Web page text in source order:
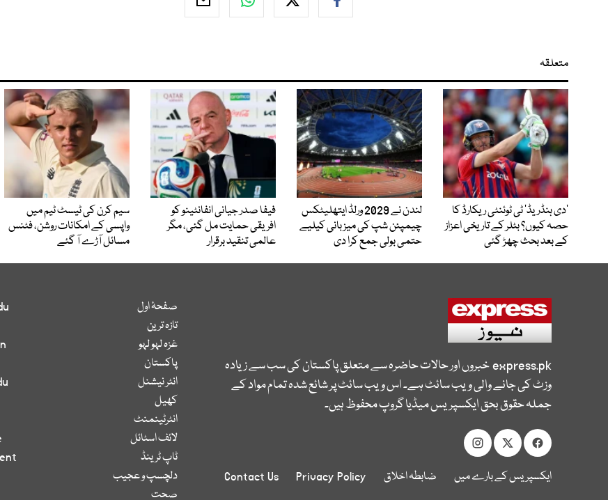
متعلقہ
’دی ہنڈریڈ‘ ٹی ٹوئنٹی ریکارڈ کا
حصہ کیوں؟ بٹلر کے تاریخی اعزاز
کے بعد بحث چھڑ گئی
لندن نے 2029 ورلڈ ایتھلیٹکس
چیمپئن شپ کی میزبانی کیلیے
حتمی بولی جمع کرا دی
فیفا صدر جیانی انفانٹینو کو
افریقی حمایت مل گئی، مگر
عالمی تنقید برقرار
سیم کرن کی ٹیسٹ ٹیم میں
واپسی کے امکانات روشن، فٹنس
مسائل آڑے آ گئے
express.pkخبروں اور حالات حاضرہ سے متعلق پاکستان کی سب سے زیادہ
وزٹ کی جانے والی ویب سائٹ ہے۔ اس ویب سائٹ پر شائع شدہ تمام مواد کے
جملہ حقوق بحق ایکسپریس میڈیا گروپ محفوظ ہیں۔
ایکسپریس کے بارے میں ضابطہ اخلاق Privacy Policy
Contact Us
صفحۂ اول
تازہ ترین
غزہ لہو لہو
پاکستان
انٹر نیشنل
کھیل
انٹرٹینمنٹ
لائف اسٹائل
ٹاپ ٹرینڈ
دلچسپ و عجیب
صحت